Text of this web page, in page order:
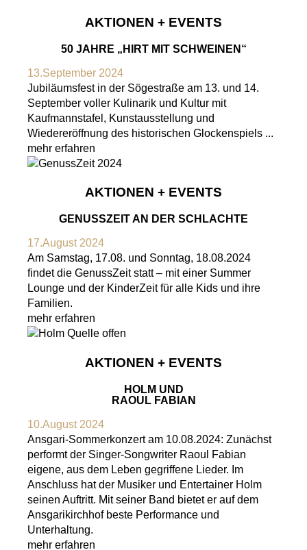
AKTIONEN + EVENTS
50 JAHRE „HIRT MIT SCHWEINEN“
13.September 2024
Jubiläumsfest in der Sögestraße am 13. und 14.
September voller Kulinarik und Kultur mit
Kaufmannstafel, Kunstausstellung und
Wiedereröffnung des historischen Glockenspiels ...
mehr erfahren
AKTIONEN + EVENTS
GENUSSZEIT AN DER SCHLACHTE
17.August 2024
Am Samstag, 17.08. und Sonntag, 18.08.2024
findet die GenussZeit statt – mit einer Summer
Lounge und der KinderZeit für alle Kids und ihre
Familien.
mehr erfahren
AKTIONEN + EVENTS
HOLM UND
RAOUL FABIAN
10.August 2024
Ansgari-Sommerkonzert am 10.08.2024: Zunächst
performt der Singer-Songwriter Raoul Fabian
eigene, aus dem Leben gegriffene Lieder. Im
Anschluss hat der Musiker und Entertainer Holm
seinen Auftritt. Mit seiner Band bietet er auf dem
Ansgarikirchhof beste Performance und
Unterhaltung.
mehr erfahren